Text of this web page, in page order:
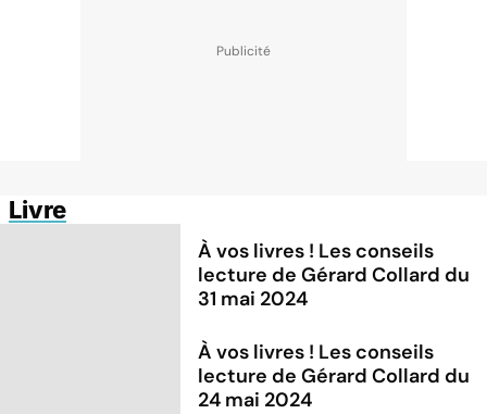
Livre
À vos livres ! Les conseils
lecture de Gérard Collard du
31 mai 2024
À vos livres ! Les conseils
lecture de Gérard Collard du
24 mai 2024